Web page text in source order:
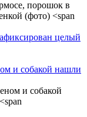
целый
и собакой нашли